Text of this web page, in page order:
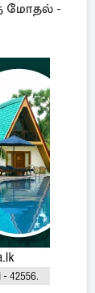
மோதல் -